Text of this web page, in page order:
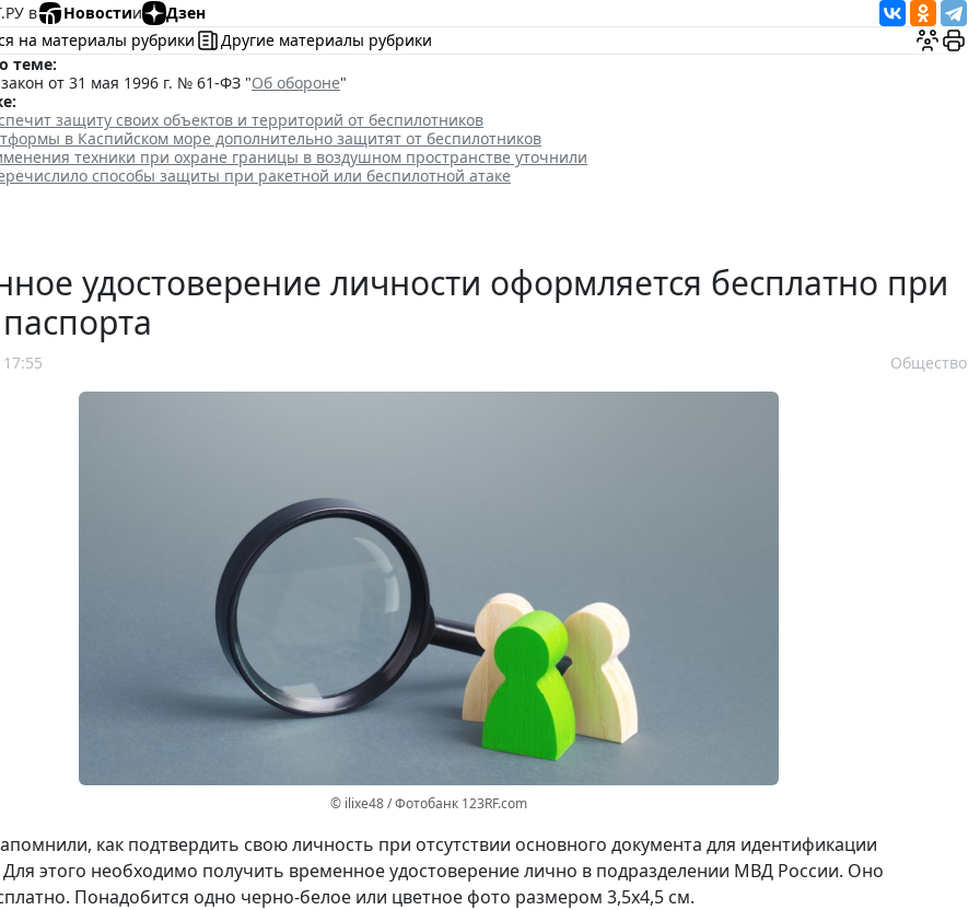
в
Новостии
Дзен
на материалы рубрики
Другие материалы рубрики
теме:
от 31 мая 1996 г. № 61-ФЗ "Об обороне"
защиту своих объектов и территорий от беспилотников
в Каспийском море дополнительно защитят от беспилотников
техники при охране границы в воздушном пространстве уточнили
способы защиты при ракетной или беспилотной атаке
удостоверение личности оформляется бесплатно при
Общество
© ilixe48 / Фотобанк 123RF.com
как подтвердить свою личность при отсутствии основного документа для идентификации
этого необходимо получить временное удостоверение лично в подразделении МВД России. Оно
Понадобится одно черно-белое или цветное фото размером 3,5x4,5 см.